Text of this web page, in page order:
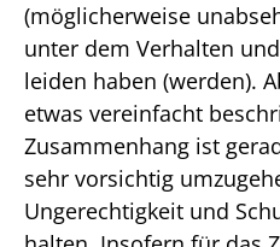
(möglicherweise
unter dem Verhalten
leiden haben (werden).
etwas vereinfacht
Zusammenhang ist
sehr vorsichtig
Ungerechtigkeit und